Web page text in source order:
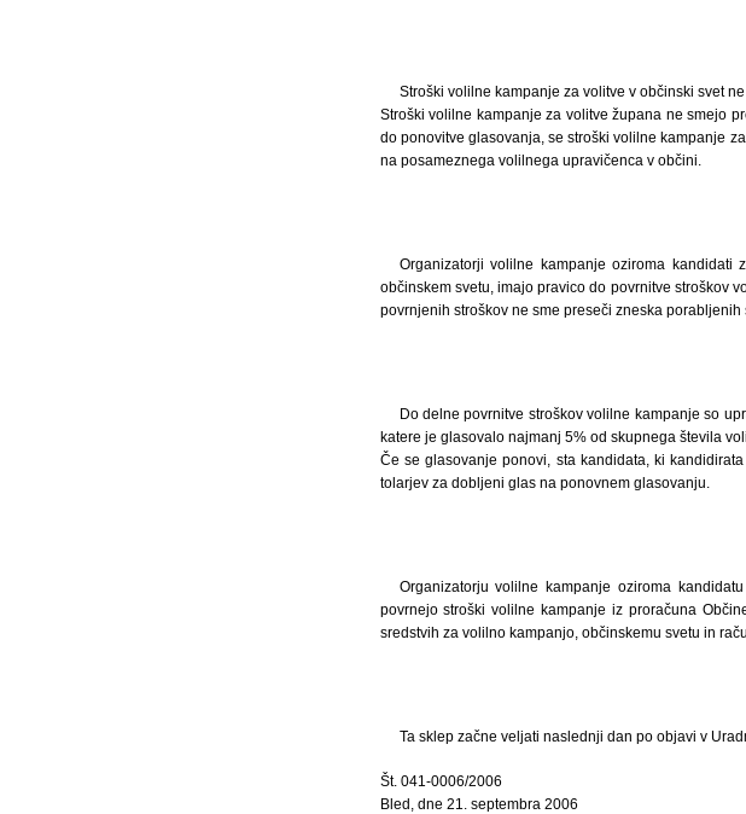
Stroški volilne kampanje za volitve v občinski svet
Stroški volilne kampanje za volitve župana ne smejo
do ponovitve glasovanja, se stroški volilne kampanje
na posameznega volilnega upravičenca v občini.
Organizatorji volilne kampanje oziroma
občinskem svetu, imajo pravico do povrnitve stroškov
povrnjenih stroškov ne sme preseči zneska
Do delne povrnitve stroškov volilne kampanje so
katere je glasovalo najmanj 5% od skupnega števila
Če se glasovanje ponovi, sta kandidata, ki
tolarjev za dobljeni glas na ponovnem glasovanju.
Organizatorju volilne kampanje oziroma
povrnejo stroški volilne kampanje iz proračuna
sredstvih za volilno kampanjo, občinskemu svetu in
Ta sklep začne veljati naslednji dan po objavi v
Št. 041-0006/2006
Bled, dne 21. septembra 2006